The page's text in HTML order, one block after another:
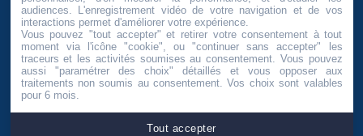
Devenir partenaire
Contact
Copyright © 2026 Vertigo Media SL exerçant également sous le
nom de « Devis Chrono ». Vos informations sont protégées.
audiences. L'enregistrement vidéo de votre navigation et de vos
interactions permet d'améliorer votre expérience.
Vous pouvez "tout accepter" et retirer votre consentement à tout
moment via l'icône "cookie", ou "continuer sans accepter" les
traceurs et les activités soumises au consentement. Vous pouvez
aussi "paramétrer des choix" détaillés et vous opposer aux
traitements non soumis au consentement. Vos choix sont valables
pour 6 mois.
Tout accepter